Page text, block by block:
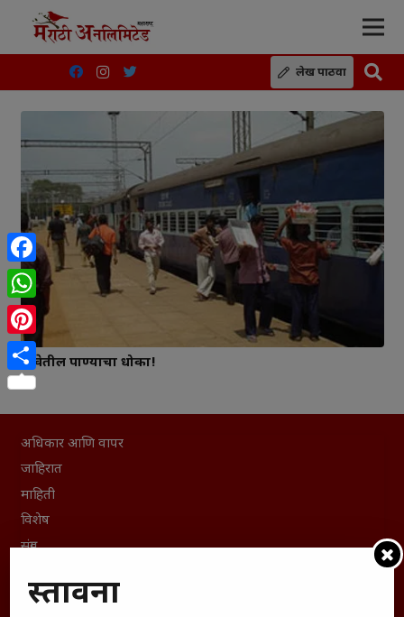
लेख पाठवा
रेल्वेतील पाण्याचा धोका!
अधिकार आणि वापर
जाहिरात
माहिती
विशेष
संग्रह
English To Hindi
Facebook
WhatsApp
Pinterest
Share
प्रस्तावना